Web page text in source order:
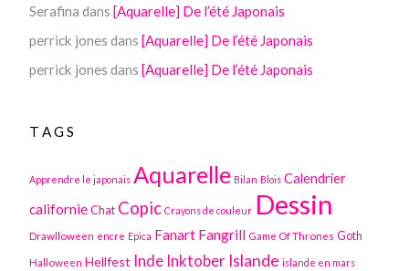
Serafina dans[Aquarelle] De l’été Japonais
perrick jones dans[Aquarelle] De l’été Japonais
perrick jones dans[Aquarelle] De l’été Japonais
TAGS
Apprendre le japonais Aquarelle Bilan Blois Calendrier
californie Chat Copic Crayons de couleur Dessin
Drawlloween encre Epica Fanart Fangrill Game Of Thrones Goth
Halloween Hellfest Inde Inktober Islande islande en mars